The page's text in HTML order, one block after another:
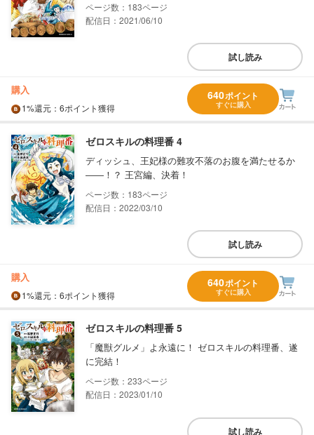
183
配信日：2021/06/10
試し読み
購入
1%還元 ：6ポイント獲得
640ポイント
すぐに購入
ゼロスキルの料理番 4
ディッシュ、王妃様の難攻不落のお腹を満たせるか
――！？ 王宮編、決着！
183
配信日：2022/03/10
試し読み
購入
1%還元 ：6ポイント獲得
640ポイント
すぐに購入
ゼロスキルの料理番 5
「魔獣グルメ」よ永遠に！ ゼロスキルの料理番、遂
に完結！
233
配信日：2023/01/10
試し読み